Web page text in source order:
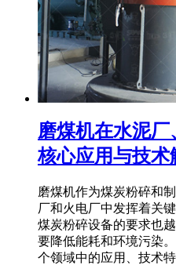
磨煤机在水泥
核心应用与技术
磨煤机作为煤炭粉碎和
厂和火电厂中发挥着关
煤炭粉碎设备的要求也
要降低能耗和环境污染
个领域中的应用、技术